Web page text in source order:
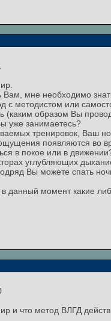
Вам, мне необходимо
с методистом или
(каким образом Вы
уже занимаетесь?
тренировок, Ваш
появляются во
в покое или в
углубляющих
Вы можете спать
данный момент какие
и что метод ВЛГД